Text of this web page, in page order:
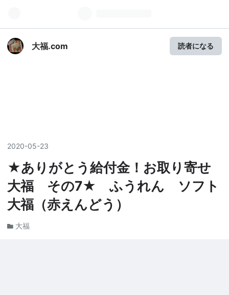
大福.com 読者になる
2020-05-23
★ありがとう給付金！お取り寄せ
大福 その7★ ふうれん ソフト
大福（赤えんどう）
大福